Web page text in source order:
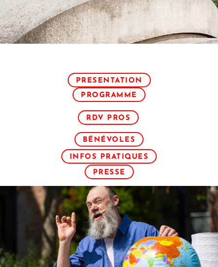
PRESENTATION
PROGRAMME
RDV PROS
BÉNÉVOLES
INFOS PRATIQUES
PRESSE